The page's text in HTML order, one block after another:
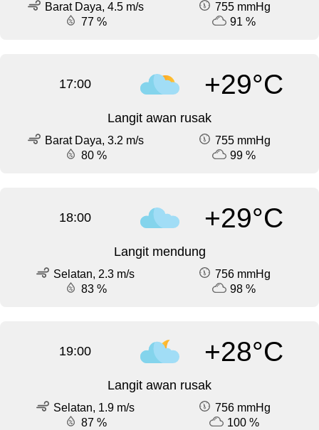
Barat Daya, 4.5 m/s
755 mmHg
77 %
91 %
17:00 +29°C
Langit awan rusak
Barat Daya, 3.2 m/s
755 mmHg
80 %
99 %
18:00 +29°C
Langit mendung
Selatan, 2.3 m/s
756 mmHg
83 %
98 %
19:00 +28°C
Langit awan rusak
Selatan, 1.9 m/s
756 mmHg
87 %
100 %